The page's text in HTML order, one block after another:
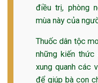
điều trị, phòng
mùa này của
Thuốc dân tộc
những kiến
xung quanh các
để giúp bà con